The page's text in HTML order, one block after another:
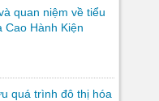
quan niệm về tiểu
Cao Hành Kiện
quá trình đô thị hóa